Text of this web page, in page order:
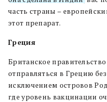
часть страны –
этот препарат.
Греция
Британское
отправляться в Грецию
исключением островов
где уровень вакцинации